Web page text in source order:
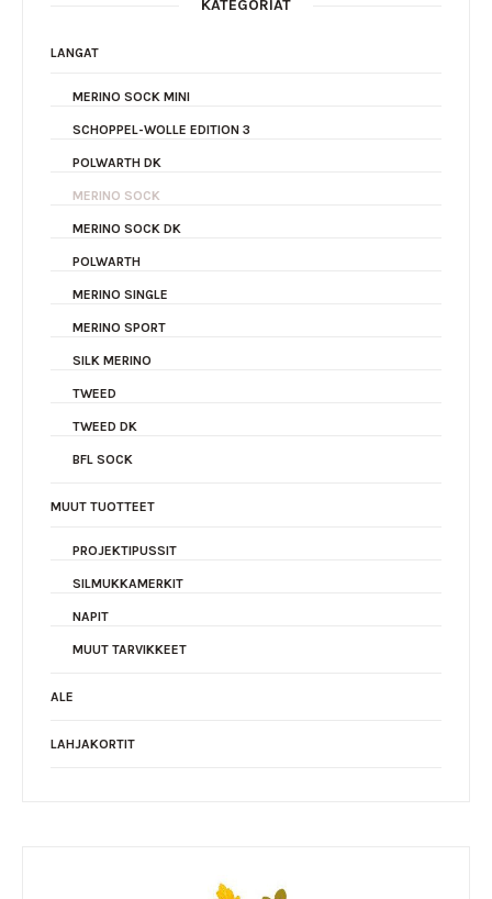
KATEGORIAT
LANGAT
MERINO SOCK MINI
SCHOPPEL-WOLLE EDITION 3
POLWARTH DK
MERINO SOCK
MERINO SOCK DK
POLWARTH
MERINO SINGLE
MERINO SPORT
SILK MERINO
TWEED
TWEED DK
BFL SOCK
MUUT TUOTTEET
PROJEKTIPUSSIT
SILMUKKAMERKIT
NAPIT
MUUT TARVIKKEET
ALE
LAHJAKORTIT